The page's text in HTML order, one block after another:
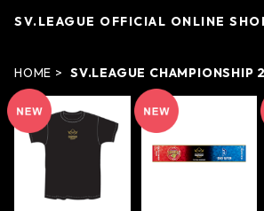
SV.LEAGUE OFFICIAL ONLINE
HOME SV.LEAGUE